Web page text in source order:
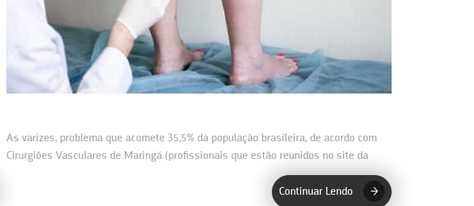
As varizes, problema que acomete 35,5% da população brasileira, de acordo com
Cirurgiões Vasculares de Maringá (profissionais que estão reunidos no site da
Continuar Lendo